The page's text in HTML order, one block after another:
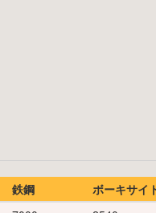
鉄鋼 ボーキサイ